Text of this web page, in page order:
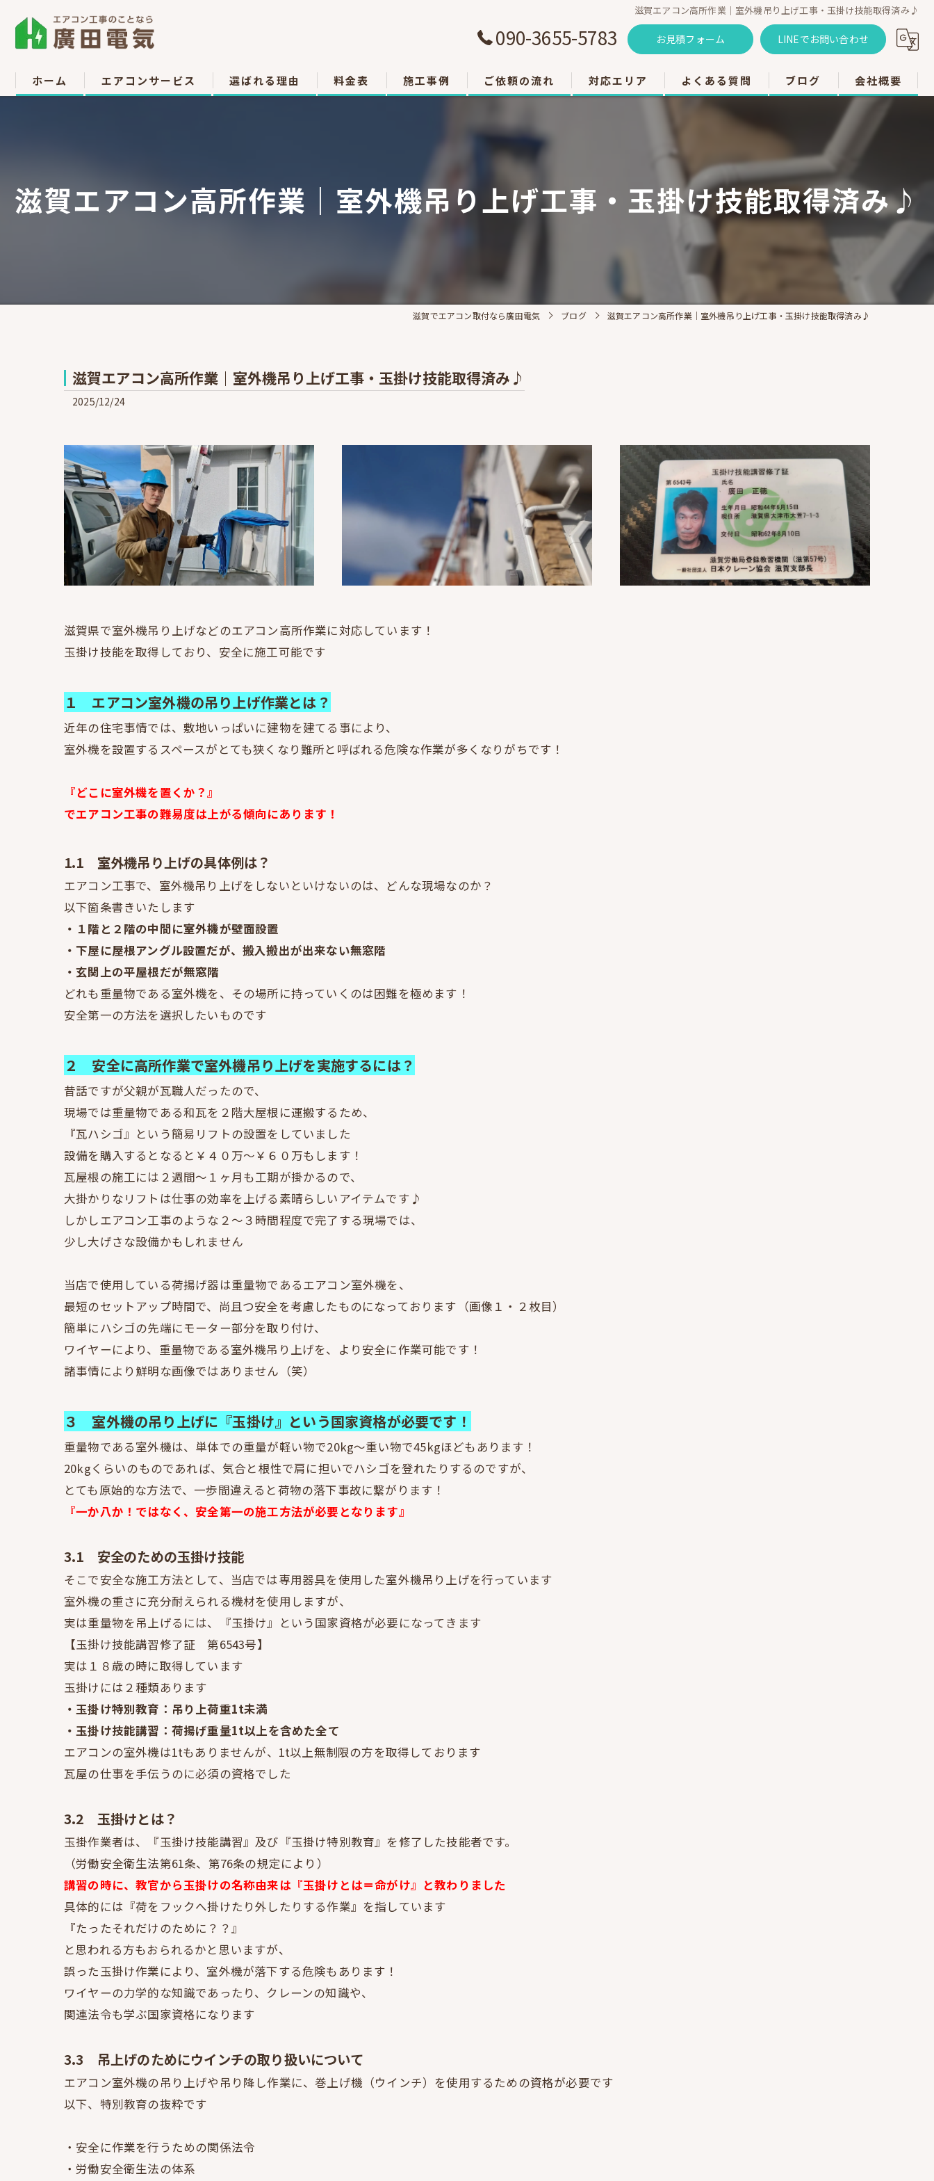
滋賀エアコン高所作業｜室外機吊り上げ工事・玉掛け技能取得済み♪
090-3655-5783 お見積フォーム LINEでお問い合わせ
ホーム エアコンサービス
エアコン移設
選ばれる理由 料金表 施工事例 ご依頼の流れ 対応エリア
草津市のエアコン工事
栗東市のエアコン工事
甲賀市のエアコン工事
よくある質問 ブログ 会社概要
滋賀エアコン高所作業｜室外機吊り上げ工事・玉掛け技能取得済み♪
滋賀でエアコン取付なら廣田電気 ブログ 滋賀エアコン高所作業｜室外機吊り上げ工事・玉掛け技能取得済み♪
滋賀エアコン高所作業｜室外機吊り上げ工事・玉掛け技能取得済み♪
2025/12/24
滋賀県で室外機吊り上げなどのエアコン高所作業に対応しています！
玉掛け技能を取得しており、安全に施工可能です
１ エアコン室外機の吊り上げ作業とは？
近年の住宅事情では、敷地いっぱいに建物を建てる事により、
室外機を設置するスペースがとても狭くなり難所と呼ばれる危険な作業が多くなりがちです！
『どこに室外機を置くか？』
でエアコン工事の難易度は上がる傾向にあります！
1.1 室外機吊り上げの具体例は？
エアコン工事で、室外機吊り上げをしないといけないのは、どんな現場なのか？
以下箇条書きいたします
・１階と２階の中間に室外機が壁面設置
・下屋に屋根アングル設置だが、搬入搬出が出来ない無窓階
・玄関上の平屋根だが無窓階
どれも重量物である室外機を、その場所に持っていくのは困難を極めます！
安全第一の方法を選択したいものです
２ 安全に高所作業で室外機吊り上げを実施するには？
昔話ですが父親が瓦職人だったので、
現場では重量物である和瓦を２階大屋根に運搬するため、
『瓦ハシゴ』という簡易リフトの設置をしていました
設備を購入するとなると￥４０万～￥６０万もします！
瓦屋根の施工には２週間～１ヶ月も工期が掛かるので、
大掛かりなリフトは仕事の効率を上げる素晴らしいアイテムです♪
しかしエアコン工事のような２～３時間程度で完了する現場では、
少し大げさな設備かもしれません
当店で使用している荷揚げ器は重量物であるエアコン室外機を、
最短のセットアップ時間で、尚且つ安全を考慮したものになっております（画像１・２枚目）
簡単にハシゴの先端にモーター部分を取り付け、
ワイヤーにより、重量物である室外機吊り上げを、より安全に作業可能です！
諸事情により鮮明な画像ではありません（笑）
３ 室外機の吊り上げに『玉掛け』という国家資格が必要です！
重量物である室外機は、単体での重量が軽い物で20kg～重い物で45kgほどもあります！
20kgくらいのものであれば、気合と根性で肩に担いでハシゴを登れたりするのですが、
とても原始的な方法で、一歩間違えると荷物の落下事故に繋がります！
『一か八か！ではなく、安全第一の施工方法が必要となります』
3.1 安全のための玉掛け技能
そこで安全な施工方法として、当店では専用器具を使用した室外機吊り上げを行っています
室外機の重さに充分耐えられる機材を使用しますが、
実は重量物を吊上げるには、『玉掛け』という国家資格が必要になってきます
【玉掛け技能講習修了証 第6543号】
実は１８歳の時に取得しています
玉掛けには２種類あります
・玉掛け特別教育：吊り上荷重1t未満
・玉掛け技能講習：荷揚げ重量1t以上を含めた全て
エアコンの室外機は1tもありませんが、1t以上無制限の方を取得しております
瓦屋の仕事を手伝うのに必須の資格でした
3.2 玉掛けとは？
玉掛作業者は、『玉掛け技能講習』及び『玉掛け特別教育』を修了した技能者です。
（労働安全衛生法第61条、第76条の規定により）
講習の時に、教官から玉掛けの名称由来は『玉掛けとは＝命がけ』と教わりました
具体的には『荷をフックへ掛けたり外したりする作業』を指しています
『たったそれだけのために？？』
と思われる方もおられるかと思いますが、
誤った玉掛け作業により、室外機が落下する危険もあります！
ワイヤーの力学的な知識であったり、クレーンの知識や、
関連法令も学ぶ国家資格になります
3.3 吊上げのためにウインチの取り扱いについて
エアコン室外機の吊り上げや吊り降し作業に、巻上げ機（ウインチ）を使用するための資格が必要です
以下、特別教育の抜粋です
・安全に作業を行うための関係法令
・労働安全衛生法の体系